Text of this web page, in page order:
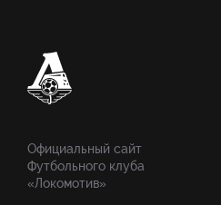
Официальный сайт
Футбольного клуба
«Локомотив»